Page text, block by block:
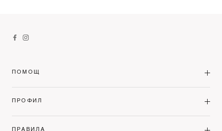
ПОМОЩ
ПРОФИЛ
ПРАВИЛА